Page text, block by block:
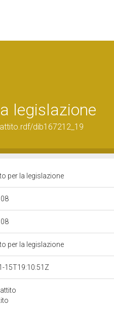
legislazione
dib167212_19
per la legislazione
per la legislazione
15T19:10:51Z